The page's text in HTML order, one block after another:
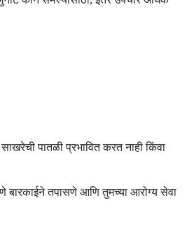
पातळी प्रभावित करत नाही किंवा
तपासणे आणि तुमच्या आरोग्य सेवा